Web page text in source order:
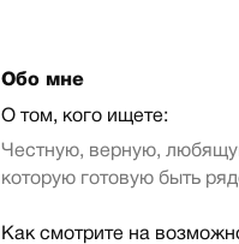
Обо мне
О том, кого ищете:
Честную, верную,
которую готовую быть
Как смотрите на